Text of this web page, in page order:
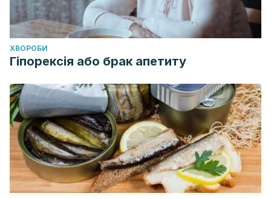
ХВОРОБИ
Гіпорексія або брак апетиту